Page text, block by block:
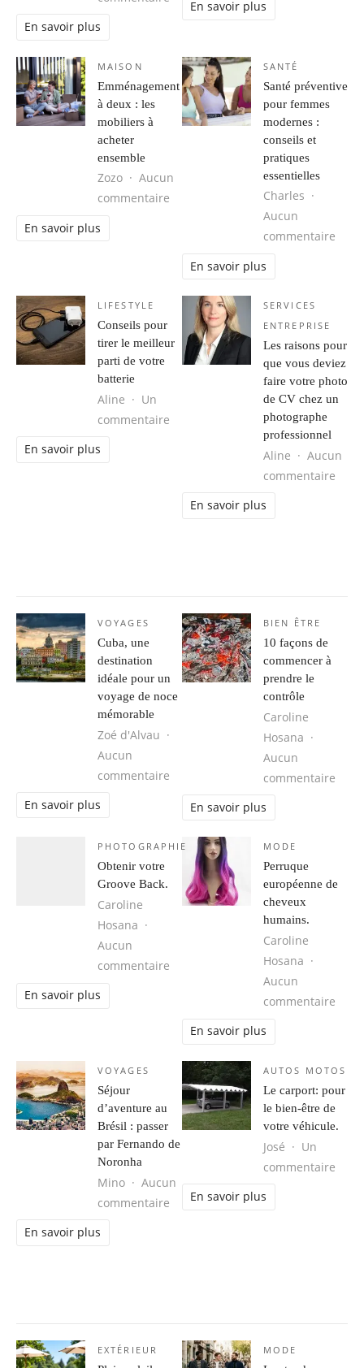
En savoir plus
En savoir plus
MAISON
Emménagement
à deux : les
mobiliers à
acheter
ensemble
Zozo
Aucun
commentaire sur Emménagement à deux : les
En savoir plus
SANTÉ
Santé préventive
pour femmes
modernes :
conseils et
pratiques
essentielles
Charles
Aucun
commentaire
En savoir plus
LIFESTYLE
Conseils pour
tirer le meilleur
parti de votre
batterie
Aline
Un
commentaire sur Conseils pour tirer le meilleur
En savoir plus
SERVICES
ENTREPRISE
Les raisons pour
que vous deviez
faire votre photo
de CV chez un
photographe
professionnel
Aline
Aucun
commentaire
En savoir plus
VOYAGES
Cuba, une
destination
idéale pour un
voyage de noce
mémorable
Zoé d'Alvau
Aucun
commentaire sur Cuba, une destination idéale
En savoir plus
BIEN ÊTRE
10 façons de
commencer à
prendre le
contrôle
Caroline
Hosana
Aucun
commentaire
En savoir plus
PHOTOGRAPHIE
Obtenir votre
Groove Back.
Caroline
Hosana
Aucun
commentaire sur Obtenir votre Groove Back.
En savoir plus
MODE
Perruque
européenne de
cheveux
humains.
Caroline
Hosana
Aucun
commentaire
En savoir plus
VOYAGES
Séjour
d’aventure au
Brésil : passer
par Fernando de
Noronha
Mino
Aucun
commentaire sur Séjour d’aventure au Brésil :
En savoir plus
AUTOS MOTOS
Le carport: pour
le bien-être de
votre véhicule.
José
Un
commentaire
En savoir plus
EXTÉRIEUR MODE